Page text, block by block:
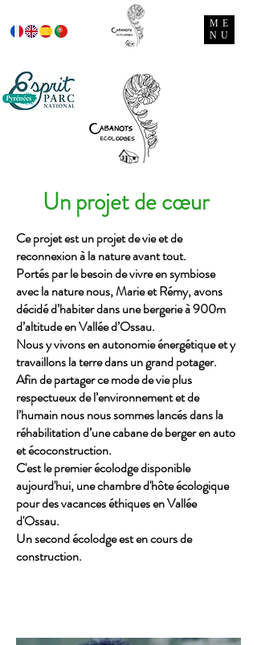
ME
NU
Un projet de cœur
Ce projet est un projet de vie et de
reconnexion à la nature avant tout.
Portés par le besoin de vivre en symbiose
avec la nature nous, Marie et Rémy,avons
décidé d’habiter dans une bergerie à 900m
d’altitude en Vallée d’Ossau.
Nous y vivons en autonomie énergétique et y
travaillons la terre dans un grandpotager.
Afin de partager ce mode de vie plus
respectueux de l’environnement et de
l’humain nous nous sommes lancés dans la
réhabilitation d’une cabane de berger en auto
et écoconstruction.
C'est le premier écolodge disponible
aujourd'hui, une chambre d'hôte écologique
pour des vacances éthiques en Vallée
d'Ossau.
Un second écolodge est en cours de
construction.